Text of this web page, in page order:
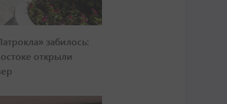
забилось:
открыли